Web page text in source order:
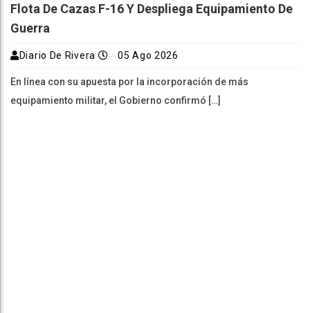
Flota De Cazas F-16 Y Despliega Equipamiento De
Guerra
Diario De Rivera 05 Ago 2026
En línea con su apuesta por la incorporación de más
equipamiento militar, el Gobierno confirmó […]